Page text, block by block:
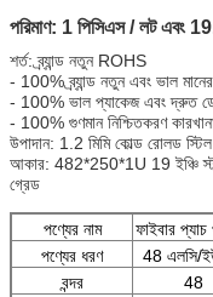
পরিমাণ: 1 পিসিএস / লট এবং
শর্ত: ব্র্যান্ড নতুন ROHS
- 100% ব্র্যান্ড নতুন এবং ভাল
- 100% ভাল প্যাকেজ এবং দ্রুত
- 100% গুণমান নিশ্চিতকরণ
উপাদান: 1.2 মিমি কোল্ড রোলড
আকার: 482*250*1U 19 ইঞ্চি
গ্রেড
পণ্যের নাম ফাইবার প্যাচ
পণ্যের ধরণ
48 এলসি/
বন্দর
48